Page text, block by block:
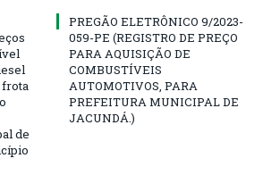
frota
de
PREGÃO ELETRÔNICO 9/2023-
059-PE (REGISTRO DE PREÇO
PARA AQUISIÇÃO DE
COMBUSTÍVEIS
AUTOMOTIVOS, PARA
PREFEITURA MUNICIPAL DE
JACUNDÁ.)